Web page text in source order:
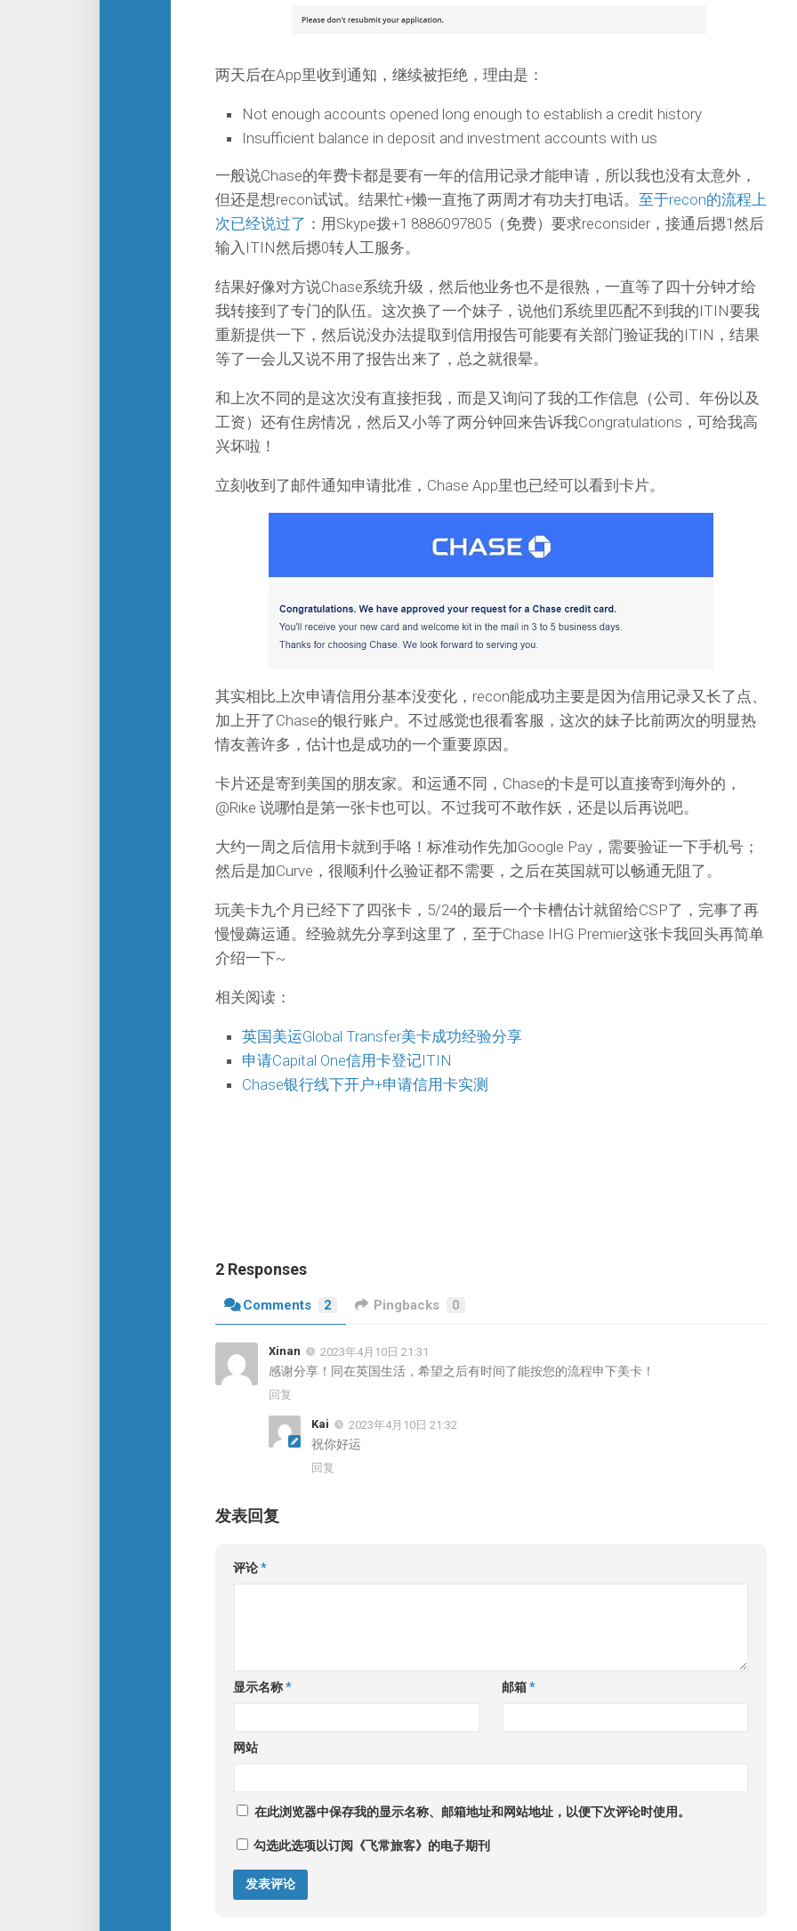
两天后在App里收到通知，继续被拒绝，理由是：
Not enough accounts opened long enough to establish a credit history
Insufficient balance in deposit and investment accounts with us
一般说Chase的年费卡都是要有一年的信用记录才能申请，所以我也没有太意外，
但还是想recon试试。结果忙+懒一直拖了两周才有功夫打电话。 至于recon的流程上
次已经说过了 ：用Skype拨+1 8886097805（免费）要求reconsider，接通后摁1然后
输入ITIN然后摁0转人工服务。
结果好像对方说Chase系统升级，然后他业务也不是很熟，一直等了四十分钟才给
我转接到了专门的队伍。这次换了一个妹子，说他们系统里匹配不到我的ITIN要我
重新提供一下，然后说没办法提取到信用报告可能要有关部门验证我的ITIN，结果
等了一会儿又说不用了报告出来了，总之就很晕。
和上次不同的是这次没有直接拒我，而是又询问了我的工作信息（公司、年份以及
工资）还有住房情况，然后又小等了两分钟回来告诉我Congratulations，可给我高
兴坏啦！
立刻收到了邮件通知申请批准，Chase App里也已经可以看到卡片。
其实相比上次申请信用分基本没变化，recon能成功主要是因为信用记录又长了点、
加上开了Chase的银行账户。不过感觉也很看客服，这次的妹子比前两次的明显热
情友善许多，估计也是成功的一个重要原因。
卡片还是寄到美国的朋友家。和运通不同，Chase的卡是可以直接寄到海外的，
@Rike 说哪怕是第一张卡也可以。不过我可不敢作妖，还是以后再说吧。
大约一周之后信用卡就到手咯！标准动作先加Google Pay，需要验证一下手机号；
然后是加Curve，很顺利什么验证都不需要，之后在英国就可以畅通无阻了。
玩美卡九个月已经下了四张卡，5/24的最后一个卡槽估计就留给CSP了，完事了再
慢慢薅运通。经验就先分享到这里了，至于Chase IHG Premier这张卡我回头再简单
介绍一下~
相关阅读：
英国美运Global Transfer美卡成功经验分享
申请Capital One信用卡登记ITIN
Chase银行线下开户+申请信用卡实测
2 Responses
Comments 2 Pingbacks 0
Xinan 2023年4月10日 21:31
感谢分享！同在英国生活，希望之后有时间了能按您的流程申下美卡！
回复
Kai 2023年4月10日 21:32
祝你好运
回复
发表回复
评论*
显示名称* 邮箱*
网站
在此浏览器中保存我的显示名称、邮箱地址和网站地址，以便下次评论时使用。
勾选此选项以订阅《飞常旅客》的电子期刊